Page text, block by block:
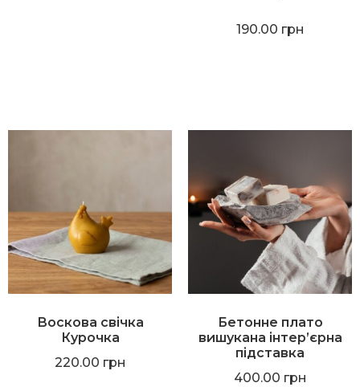
190.00 грн
Воскова свічка
Курочка
220.00 грн
Бетонне плато
вишукана інтер’єрна
підставка
400.00 грн